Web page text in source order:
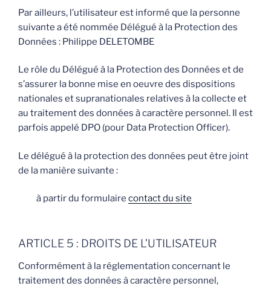
Par ailleurs, l’utilisateur est informé que la personne
suivante a été nommée Délégué à la Protection des
Données : Philippe DELETOMBE
Le rôle du Délégué à la Protection des Données et de
s’assurer la bonne mise en oeuvre des dispositions
nationales et supranationales relatives à la collecte et
au traitement des données à caractère personnel. Il est
parfois appelé DPO (pour Data Protection Officer).
Le délégué à la protection des données peut être joint
de la manière suivante :
à partir du formulaire contact du site
ARTICLE 5 : DROITS DE L’UTILISATEUR
Conformément à la réglementation concernant le
traitement des données à caractère personnel,